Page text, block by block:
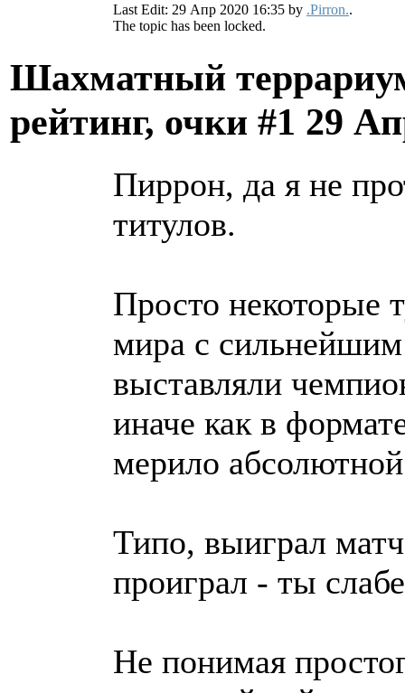
Last Edit: 29 Апр 2020 16:35 by .Pirron..
The topic has been locked.
Шахматный
рейтинг, очки #1 29
Пиррон, да я не
титулов.
Просто некоторые
мира с
выставляли
иначе как в
мерило
Типо, выиграл
проиграл - ты
Не понимая